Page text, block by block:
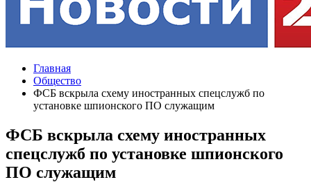
Главная
Общество
ФСБ вскрыла схему иностранных спецслужб по
установке шпионского ПО служащим
ФСБ вскрыла схему иностранных
спецслужб по установке шпионского
ПО служащим